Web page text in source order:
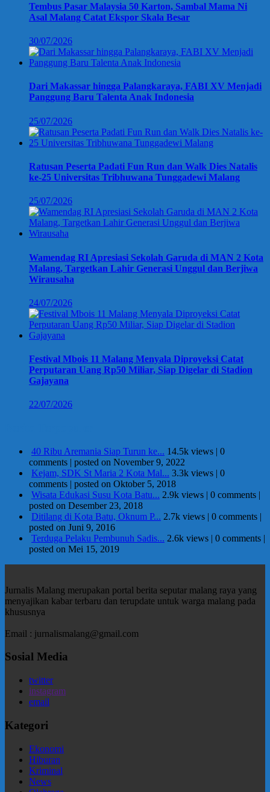
Tembus Pasar Malaysia 50 Karton, Sambal Mama Ni
Asal Malang Catat Ekspor Skala Besar
30/07/2026
Dari Makassar hingga Palangkaraya, FABI XV Menjadi
Panggung Baru Talenta Anak Indonesia
25/07/2026
Ratusan Peserta Padati Fun Run dan Walk Dies Natalis
ke-25 Universitas Tribhuwana Tunggadewi Malang
25/07/2026
Wamendag RI Apresiasi Sekolah Garuda di MAN 2 Kota
Malang, Targetkan Lahir Generasi Unggul dan Berjiwa
Wirausaha
24/07/2026
Festival Mbois 11 Malang Menyala Diproyeksi Catat
Perputaran Uang Rp50 Miliar, Siap Digelar di Stadion
Gajayana
22/07/2026
40 Ribu Aremania Siap Turun ke... 14.5k views | 0
comments | posted on November 9, 2022
Kejam, SDK St Maria 2 Kota Mal... 3.3k views | 0
comments | posted on Oktober 5, 2018
Wisata Edukasi Susu Kota Batu... 2.9k views | 0 comments |
posted on Desember 23, 2018
Ditilang di Kota Batu, Oknum P... 2.7k views | 0 comments |
posted on Juni 9, 2016
Terduga Pelaku Pembunuh Sadis... 2.6k views | 0 comments |
posted on Mei 15, 2019
Jurnalis Malang merupakan portal berita seputar malang raya yang
menyajikan kabar terbaru dan terupdate untuk warga malang pada
khususnya
Email : jurnalismalang@gmail.com
Sosial Media
twitter
instagram
email
Kategori
Ekonomi
Hiburan
Kriminal
News